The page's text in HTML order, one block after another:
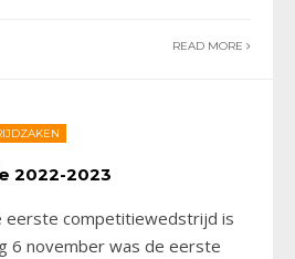
READ MORE
2022-2023
eerste competitiewedstrijd is
6 november was de eerste